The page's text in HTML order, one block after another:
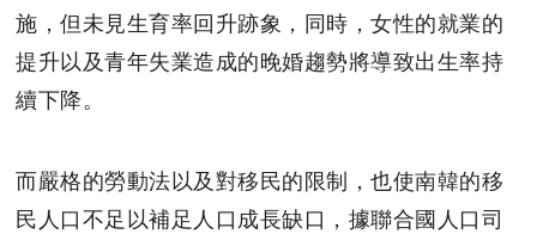
施，但未見生育率回升跡象，同時，女性的就業的
提升以及青年失業造成的晚婚趨勢將導致出生率持
續下降。
而嚴格的勞動法以及對移民的限制，也使南韓的移
民人口不足以補足人口成長缺口，據聯合國人口司